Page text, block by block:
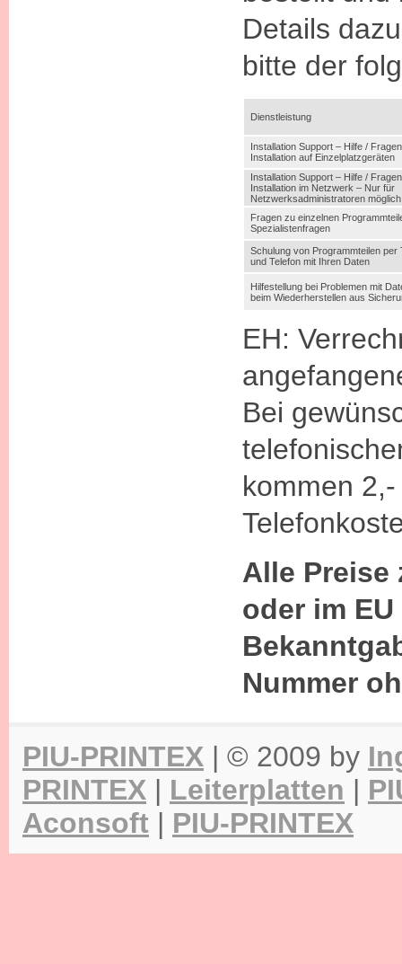
Details
bitte der
Dienstleistung
Installation Support – Hilfe /
Installation auf Einzelplatzgeräten
Installation Support – Hilfe /
Installation im Netzwerk – Nur für
Netzwerksadministratoren möglich
Fragen zu einzelnen
Spezialistenfragen
Schulung von Programmteilen per
und Telefon mit Ihren Daten
Hilfestellung bei Problemen mit
beim Wiederherstellen aus
EH:
Bei
kommen
Alle Preise
oder im
Nummer
PIU-PRINTEX | © 2009 by
PRINTEX | Leiterplatten |
Aconsoft | PIU-PRINTEX